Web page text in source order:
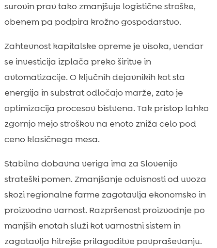
surovin prav tako zmanjšuje logistične stroške,
obenem pa podpira krožno gospodarstvo.
Zahtevnost kapitalske opreme je visoka, vendar
se investicija izplača preko širitve in
avtomatizacije. O ključnih dejavnikih kot sta
energija in substrat odločajo marže, zato je
optimizacija procesov bistvena. Tak pristop lahko
zgornjo mejo stroškov na enoto zniža celo pod
ceno klasičnega mesa.
Stabilna dobavna veriga ima za Slovenijo
strateški pomen. Zmanjšanje odvisnosti od uvoza
skozi regionalne farme zagotavlja ekonomsko in
proizvodno varnost. Razpršenost proizvodnje po
manjših enotah služi kot varnostni sistem in
zagotavlja hitrejše prilagoditve povpraševanju.